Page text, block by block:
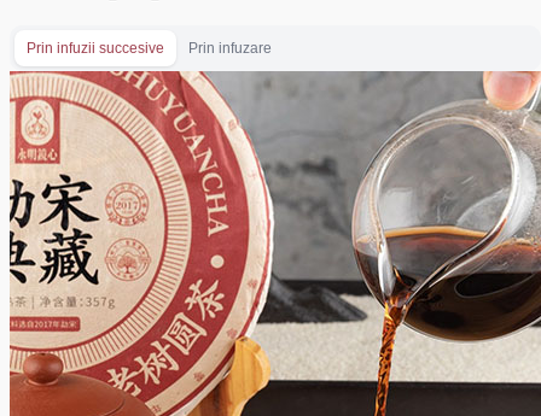
Prin infuzii succesive Prin infuzare